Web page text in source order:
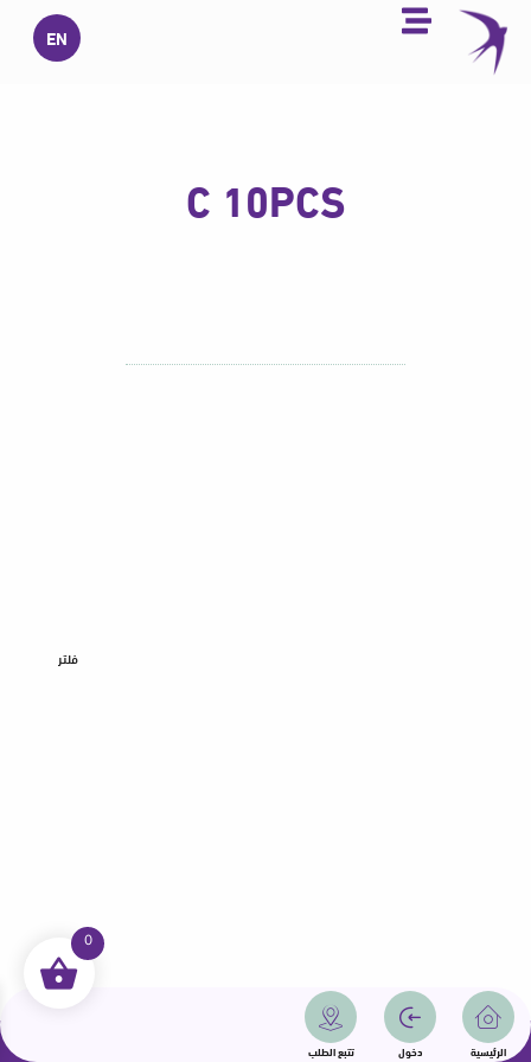
تخطي
المحتوى
EN
الرئيسية دخول تتبع الطلب
C 10PCS
فلتر
جميع الحقوق محفوظة | سمامة 2025 | دولة قطر
0